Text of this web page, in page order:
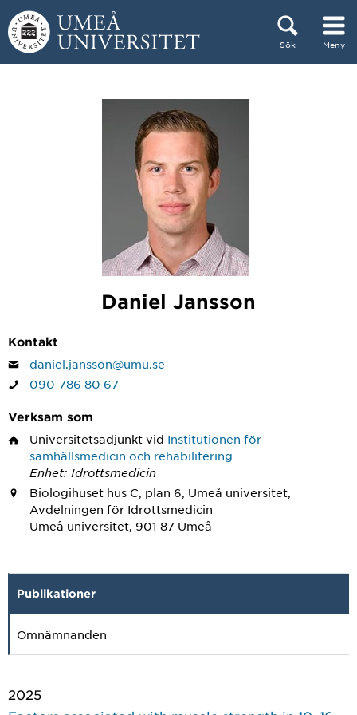
Hoppa direkt till innehållet
Sök Meny
Daniel Jansson
Kontakt
daniel.jansson@umu.se
090-786 80 67
Verksam som
Universitetsadjunkt vid Institutionen för
samhällsmedicin och rehabilitering
Enhet: Idrottsmedicin
Biologihuset hus C, plan 6, Umeå universitet,
Avdelningen för Idrottsmedicin
Umeå universitet, 901 87 Umeå
Publikationer
Omnämnanden
2025